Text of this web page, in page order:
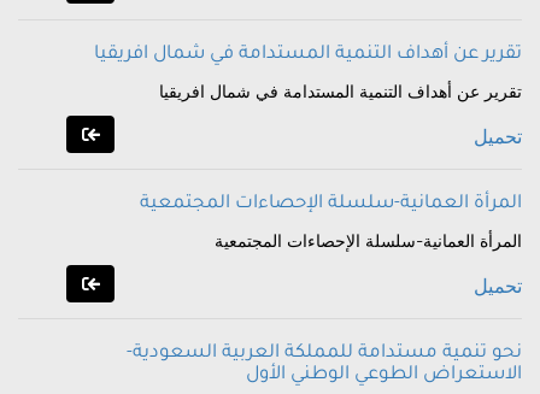
تقرير عن أهداف التنمية المستدامة في شمال افريقيا
تقرير عن أهداف التنمية المستدامة في شمال افريقيا
تحميل
المرأة العمانية-سلسلة الإحصاءات المجتمعية
المرأة العمانية-سلسلة الإحصاءات المجتمعية
تحميل
نحو تنمية مستدامة للمملكة العربية السعودية-
الاستعراض الطوعي الوطني الأول